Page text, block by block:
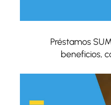
Préstamos
beneficios,